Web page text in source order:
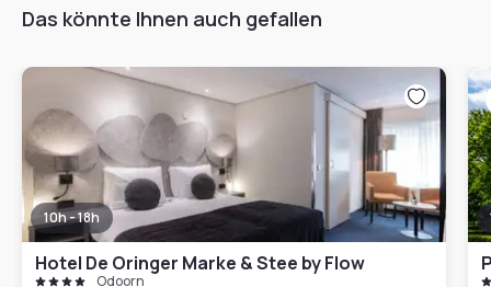
Das könnte Ihnen auch gefallen
10h - 18h
Hotel De Oringer Marke & Stee by Flow
Odoorn